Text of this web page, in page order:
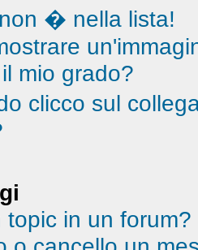
� nella lista!
mio grado?
clicco sul
topic in un forum?